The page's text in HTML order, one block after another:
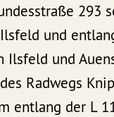
293
und
Ilsfeld und
Radwegs
entlang der L